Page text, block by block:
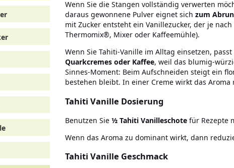
Wenn Sie die Stangen vollständig verwerten
daraus gewonnene Pulver eignet sich zum
mit Zucker entsteht ein Vanillezucker, der je
Thermomix®, Mixer oder Kaffeemühle).
Wenn Sie Tahiti-Vanille im Alltag einsetzen,
Quarkcremes oder Kaffee, weil das blumig-
Sinnes-Moment: Beim Aufschneiden steigt ein
bestehen bleibt. In einer Creme wirkt das
Tahiti Vanille Dosierung
Benutzen Sie ½ Tahiti Vanilleschote für Rezepte
Wenn das Aroma zu dominant wirkt, dann
Tahiti Vanille Geschmack